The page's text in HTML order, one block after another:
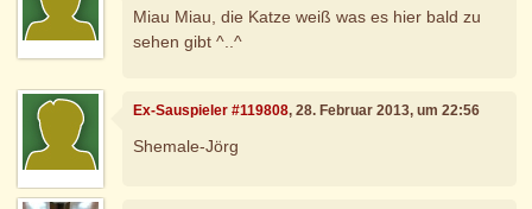
Miau Miau, die Katze weiß was es hier bald zu
sehen gibt ^..^
Ex-Sauspieler #119808, 28. Februar 2013, um 22:56
Shemale-Jörg